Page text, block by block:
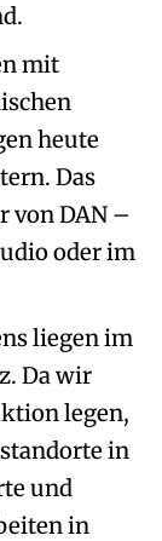
mit
heute
Das
von DAN –
oder im
liegen im
Da wir
legen,
in
und
in